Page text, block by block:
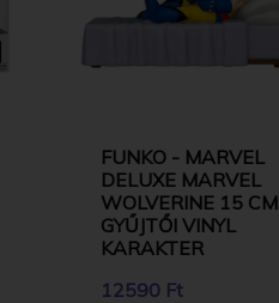
FUNKO - MARVEL
DELUXE MARVEL
WOLVERINE 15 CM
GYŰJTŐI VINYL
KARAKTER
12590 Ft